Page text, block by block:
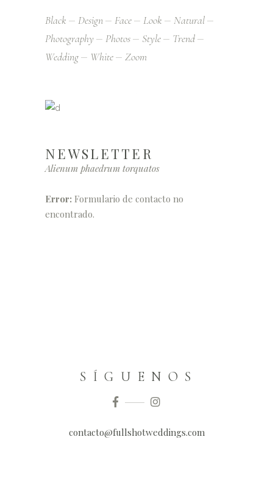
Black Design Face Look
Natural
Photography
Photos Style
Trend
Wedding
White Zoom
NEWSLETTER
Alienum phaedrum torquatos
Error: Formulario de contacto no
encontrado.
S Í G U E N O S
contacto@fullshotweddings.com